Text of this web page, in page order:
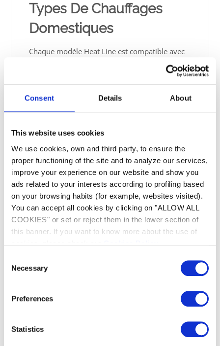
Consent Details About
This website uses cookies
We use cookies, own and third party, to ensure the
proper functioning of the site and to analyze our services,
improve your experience on our website and show you
ads related to your interests according to profiling based
on your browsing habits (for example, websites visited).
You can accept all cookies by clicking on "ALLOW ALL
COOKIES" or set or reject them in the lower section of
this banner. If you want to know more about the use of
Selection
Necessary
Preferences
Statistics
Types De Chauffages
Domestiques
Chaque modèle Heat Line est compatible avec
tous types de chauffages domestiques (pompe
à chaleur, chaudière, géothermie, solaire). Il
vous permet ainsi d'utiliser le chauffage de
votre maison existant et peu utilisé en été, ou
Plusieurs Configurations
Disponibles
L’échangeur piscine Heat Line est facile à
installer et dispose de plusieurs configurations
pour s’adapter à tous types d’installations. Il est
disponible en modèle nu, sans circulateur et
équipé pour une personnalisation plus poussée
de votre équipement piscine et une adaptation
la sortie de la filtration sans by-pass.
Robustesse Maximale
Sa qualité de fabrication assure une robustesse
maximale (plaques titane, enveloppe Noryl-